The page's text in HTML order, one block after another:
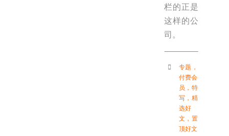
栏的正是
这样的公
司。
专题 ，
付费会
员 ， 特
写 ， 精
选好
文 ， 置
顶好文